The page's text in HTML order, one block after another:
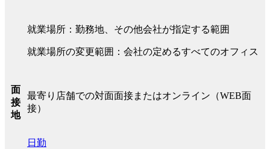
就業場所：勤務地、その他会社が指定する範囲
就業場所の変更範囲：会社の定めるすべてのオフィス
面
接
地
最寄り店舗での対面面接またはオンライン（WEB面
接）
日勤